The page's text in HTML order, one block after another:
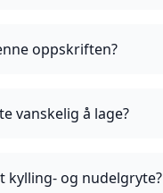
oppskriften?
vanskelig å lage?
kylling- og nudelgryte?